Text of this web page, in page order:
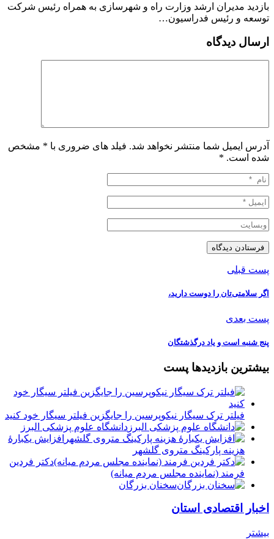
بازدید مدیران ارشد وزارت راه و شهرسازی به همراه رئیس شرکت
توسعه و رئیس فدراسیون…
ارسال دیدگاه
آدرس ایمیل شما منتشر نخواهد شد. فیلد های ضروری با * مشخص
شده است. *
پست قبلی
اگر سلامتی‌تان را دوست دارید،
پست بعدی
پنج شنبه است و ياد درگذشتگان
بیشترین بازدیدها پست
فیلتر ترک سیگار نیکوپرسین را جایگزین فیلتر سیگار خود کنید
دانشگاه علوم پزشکی البرز
افزایش یکبارۀ
هزینه پارکینگ متروی گلشهر
دكتر فردين
فرمند (نماينده مجلس مردم میانه)
سخنان بزرگان
اخبار اقتصادی استان
بیشتر